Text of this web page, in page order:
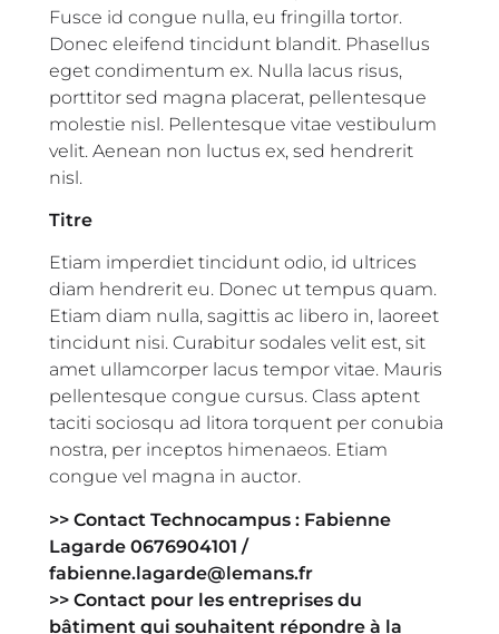
Fusce id congue nulla, eu fringilla tortor.
Donec eleifend tincidunt blandit. Phasellus
eget condimentum ex. Nulla lacus risus,
porttitor sed magna placerat, pellentesque
molestie nisl. Pellentesque vitae vestibulum
velit. Aenean non luctus ex, sed hendrerit
nisl.
Titre
Etiam imperdiet tincidunt odio, id ultrices
diam hendrerit eu. Donec ut tempus quam.
Etiam diam nulla, sagittis ac libero in, laoreet
tincidunt nisi. Curabitur sodales velit est, sit
amet ullamcorper lacus tempor vitae. Mauris
pellentesque congue cursus. Class aptent
taciti sociosqu ad litora torquent per conubia
nostra, per inceptos himenaeos. Etiam
congue vel magna in auctor.
>> Contact Technocampus : Fabienne
Lagarde 0676904101 /
fabienne.lagarde@lemans.fr
>> Contact pour les entreprises du
bâtiment qui souhaitent répondre à la